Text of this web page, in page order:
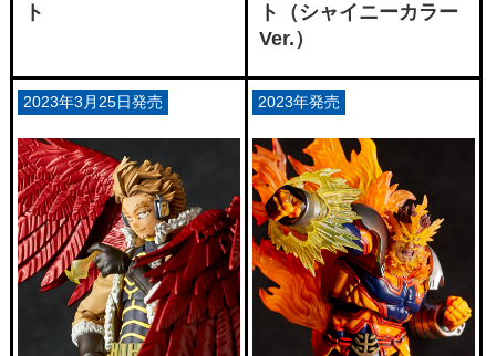
ト
ト（シャイニーカラー
Ver.）
2023年3月25日発売 2023年発売